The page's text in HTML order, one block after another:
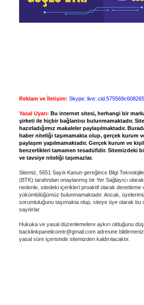
Reklam ve İletişim: Skype:
Yasal Uyarı: Bu internet sitesi, herhangi bir
şirketi ile hiçbir bağlantısı bulunmamaktadır.
hazırladığımız makaleler paylaşılmaktadır.
haber niteliği taşımamakta olup, gerçek kurum
paylaşım yapılmamaktadır. Gerçek kurum ve
benzerlikleri tamamen tesadüfidir. Sitemizdeki
ve tavsiye niteliği taşımazlar.
Sitemiz, 5651 Sayılı Kanun gereğince Bilgi
(BTK) tarafından onaylanmış bir Yer Sağlayıcı
nedenle, sitedeki içerikleri proaktif olarak denetleme
yükümlülüğümüz bulunmamaktadır. Ancak,
sorumluluğunu taşımakta olup, siteye üye olarak bu
sayılırlar.
Hukuka ve yasal düzenlemelere aykırı olduğunu
backlinkpanelicomtr@gmail.comadresine
yasal süre içerisinde sitemizden kaldırılacaktır.